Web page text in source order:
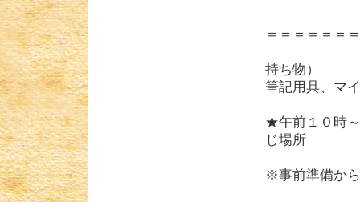
＝＝＝＝＝＝
持ち物）
筆記用具、マ
★午前１０時
じ場所
※事前準備か